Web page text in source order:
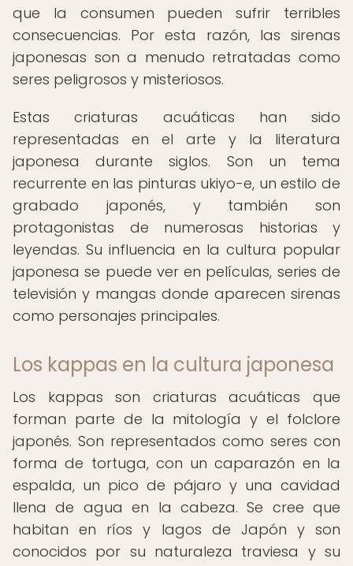
que la consumen pueden sufrir terribles
consecuencias. Por esta razón, las sirenas
japonesas son a menudo retratadas como
seres peligrosos y misteriosos.
Estas criaturas acuáticas han sido
representadas en el arte y la literatura
japonesa durante siglos. Son un tema
recurrente en las pinturas ukiyo-e, un estilo de
grabado japonés, y también son
protagonistas de numerosas historias y
leyendas. Su influencia en la cultura popular
japonesa se puede ver en películas, series de
televisión y mangas donde aparecen sirenas
como personajes principales.
Los kappas en la cultura japonesa
Los kappas son criaturas acuáticas que
forman parte de la mitología y el folclore
japonés. Son representados como seres con
forma de tortuga, con un caparazón en la
espalda, un pico de pájaro y una cavidad
llena de agua en la cabeza. Se cree que
habitan en ríos y lagos de Japón y son
conocidos por su naturaleza traviesa y su